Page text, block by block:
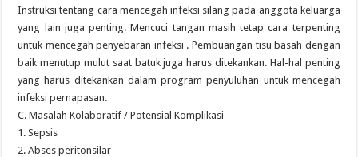
Instruksi tentang cara mencegah infeksi silang pada anggota keluarga
yang lain juga penting. Mencuci tangan masih tetap cara terpenting
untuk mencegah penyebaran infeksi . Pembuangan tisu basah dengan
baik menutup mulut saat batuk juga harus ditekankan. Hal-hal penting
yang harus ditekankan dalam program penyuluhan untuk mencegah
infeksi pernapasan.
C. Masalah Kolaboratif / Potensial Komplikasi
1. Sepsis
2. Abses peritonsilar